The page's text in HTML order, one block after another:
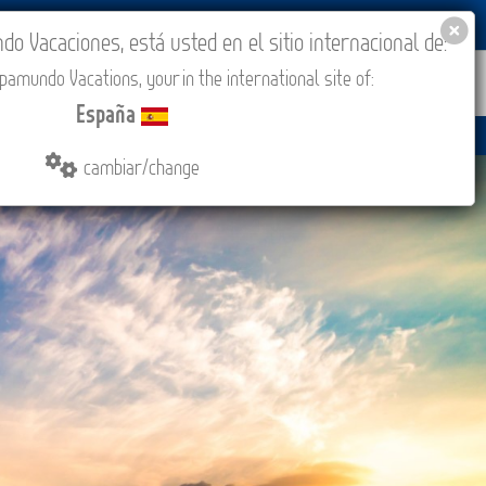
COMPRAR CONTACTO MÁS
Vacaciones, está usted en el sitio internacional de:
Vacations, your in the international site of:
España
cambiar/change